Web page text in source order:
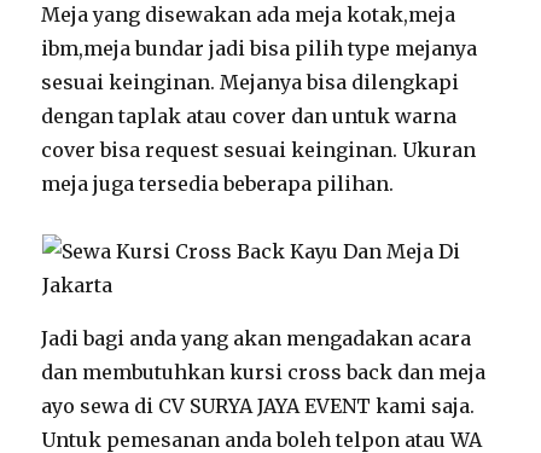
Meja yang disewakan ada meja kotak,meja
ibm,meja bundar jadi bisa pilih type mejanya
sesuai keinginan. Mejanya bisa dilengkapi
dengan taplak atau cover dan untuk warna
cover bisa request sesuai keinginan. Ukuran
meja juga tersedia beberapa pilihan.
Jadi bagi anda yang akan mengadakan acara
dan membutuhkan kursi cross back dan meja
ayo sewa di CV SURYA JAYA EVENT kami saja.
Untuk pemesanan anda boleh telpon atau WA